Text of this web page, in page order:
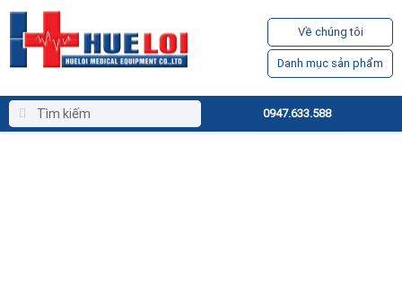
Về chúng tôi
Danh mục sản phẩm
0947.633.588